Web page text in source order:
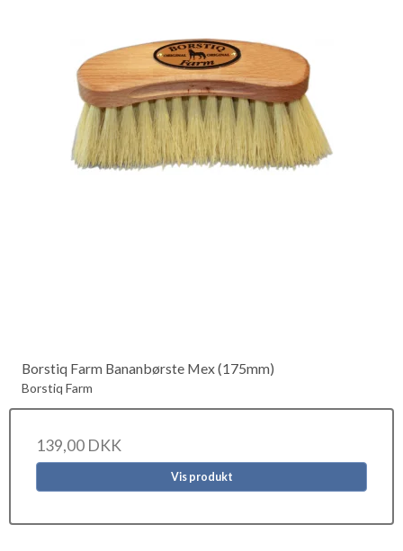
Borstiq Farm Bananbørste Mex (175mm)
Borstiq Farm
139,00 DKK
Vis produkt